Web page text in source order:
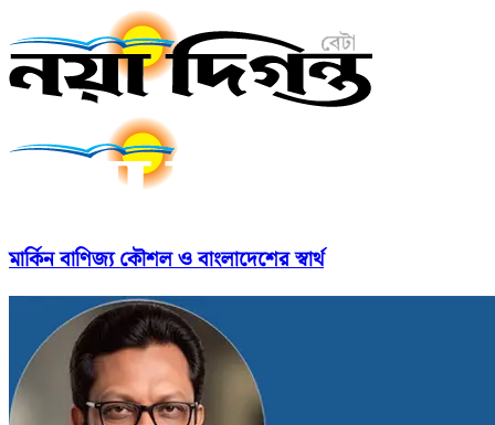
মার্কিন বাণিজ্য কৌশল ও বাংলাদেশের স্বার্থ